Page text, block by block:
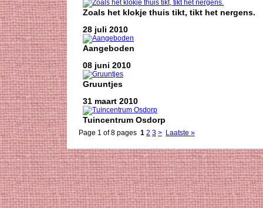
Zoals het klokje thuis tikt, tikt het nergens.
28 juli 2010
Aangeboden
08 juni 2010
Gruuntjes
31 maart 2010
Tuincentrum Osdorp
Page 1 of 8 pages 1 2 3 > Laatste »